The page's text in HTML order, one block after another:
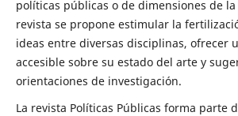
políticas públicas o de dimensiones de
revista se propone estimular la
ideas entre diversas disciplinas, ofrecer
accesible sobre su estado del arte y
orientaciones de investigación.
La revista Políticas Públicas forma parte